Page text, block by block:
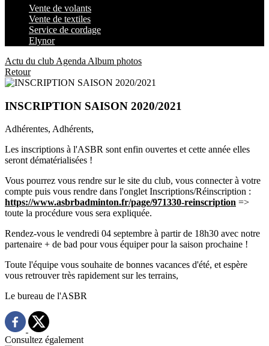
Vente de volants
Vente de textiles
Service de cordage
Elynor
Actu du club Agenda Album photos
Retour
INSCRIPTION SAISON 2020/2021
Adhérentes, Adhérents,
Les inscriptions à l'ASBR sont enfin ouvertes et cette année elles
seront dématérialisées !
Vous pourrez vous rendre sur le site du club, vous connecter à votre
compte puis vous rendre dans l'onglet Inscriptions/Réinscription :
https://www.asbrbadminton.fr/page/971330-reinscription =>
toute la procédure vous sera expliquée.
Rendez-vous le vendredi 04 septembre à partir de 18h30 avec notre
partenaire + de bad pour vous équiper pour la saison prochaine !
Toute l'équipe vous souhaite de bonnes vacances d'été, et espère
vous retrouver très rapidement sur les terrains,
Le bureau de l'ASBR
Consultez également